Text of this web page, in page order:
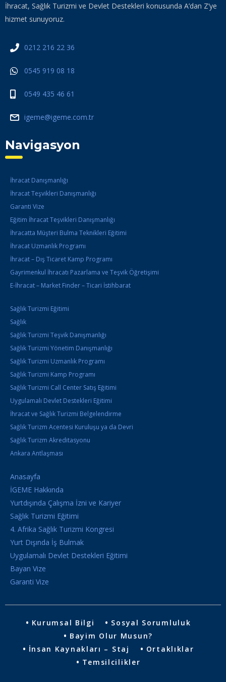
İhracat, Sağlık Turizmi ve Devlet Destekleri konusunda A’dan Z’ye
hizmet sunuyoruz.
0212 216 22 36
0545 919 08 18
0549 435 46 61
igeme@igeme.com.tr
Navigasyon
İhracat Danışmanlığı
İhracat Teşvikleri Danışmanlığı
Garanti Vize
Eğitim İhracat Teşvikleri Danışmanlığı
İhracatta Müşteri Bulma Teknikleri Eğitimi
İhracat Uzmanlık Programı
İhracat – Dış Ticaret Kamp Programı
Gayrimenkul İhracatı Pazarlama ve Teşvik Öğretişimi
E-İhracat – Market Finder – Ticari İstihbarat
Sağlık Turizmi Eğitimi
Sağlık
Sağlık Turizmi Teşvik Danışmanlığı
Sağlık Turizmi Yönetim Danışmanlığı
Sağlık Turizmi Uzmanlık Programı
Sağlık Turizmi Kamp Programı
Sağlık Turizmi Call Center Satış Eğitimi
Uygulamalı Devlet Destekleri Eğitimi
İhracat ve Sağlık Turizmi Belgelendirme
Sağlık Turizm Acentesi Kuruluşu ya da Devri
Sağlık Turizm Akreditasyonu
Ankara Antlaşması
Anasayfa
İGEME Hakkında
Yurtdışında Çalışma İzni ve Kariyer
Sağlık Turizmi Eğitimi
4. Afrika Sağlık Turizmi Kongresi
Yurt Dışında İş Bulmak
Uygulamalı Devlet Destekleri Eğitimi
Bayan Vize
Garanti Vize
Kurumsal Bilgi
Sosyal Sorumluluk
Bayim Olur Musun?
İnsan Kaynakları – Staj
Ortaklıklar
Temsilcilikler